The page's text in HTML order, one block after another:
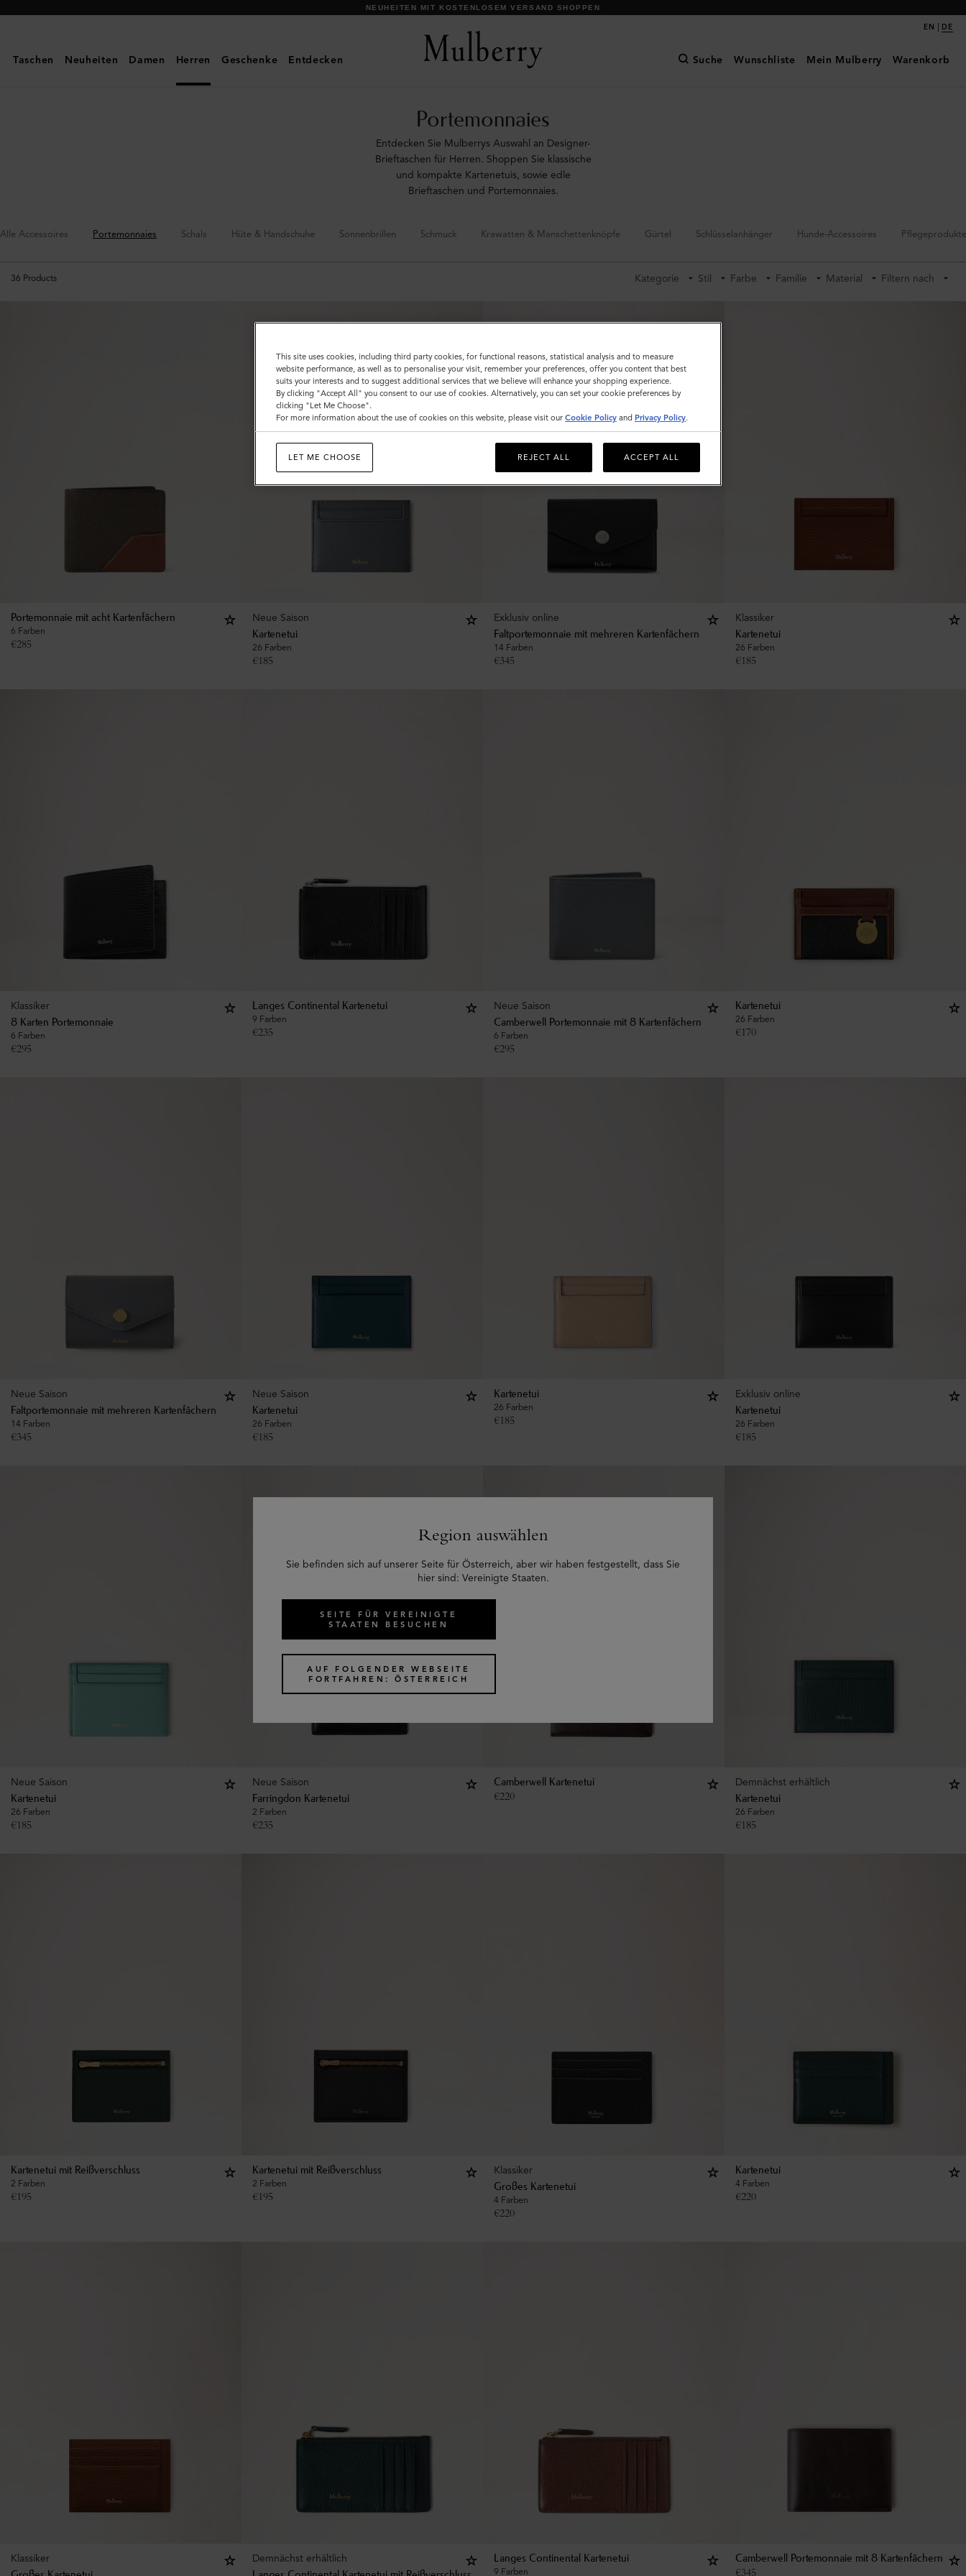
Mulberry
Portemonnaies
NEUHEITEN MIT KOSTENLOSEM VERSAND SHOPPEN
EN | DE
Taschen Neuheiten Damen Herren Geschenke Entdecken Suche Wunschliste Mein Mulberry Warenkorb
Portemonnaies
Entdecken Sie Mulberrys Auswahl an Designer-
Brieftaschen für Herren. Shoppen Sie klassische
und kompakte Kartenetuis, sowie edle
Brieftaschen und Portemonnaies.
Alle Accessoires Portemonnaies Schals Hüte & Handschuhe Sonnenbrillen Schmuck Krawatten & Manschettenknöpfe Gürtel Schlüsselanhänger Hunde-Accessoires Pflegeprodukte
36 Products Kategorie Stil Farbe Familie Material Filtern nach
Portemonnaie mit acht Kartenfächern
6 Farben
€285
Neue Saison
Kartenetui
26 Farben
€185
Exklusiv online
Faltportemonnaie mit mehreren Kartenfächern
14 Farben
€345
Klassiker
Kartenetui
26 Farben
€185
Klassiker
8 Karten Portemonnaie
6 Farben
€295
Langes Continental Kartenetui
9 Farben
€235
Neue Saison
Camberwell Portemonnaie mit 8 Kartenfächern
6 Farben
€295
Kartenetui
26 Farben
€170
Neue Saison
Faltportemonnaie mit mehreren Kartenfächern
14 Farben
€345
Neue Saison
Kartenetui
26 Farben
€185
Kartenetui
26 Farben
€185
Exklusiv online
Kartenetui
26 Farben
€185
Neue Saison
Kartenetui
26 Farben
€185
Neue Saison
Farringdon Kartenetui
2 Farben
€235
Camberwell Kartenetui
€220
Demnächst erhältlich
Kartenetui
26 Farben
€185
Kartenetui mit Reißverschluss
2 Farben
€195
Kartenetui mit Reißverschluss
2 Farben
€195
Klassiker
Großes Kartenetui
4 Farben
€220
Kartenetui
4 Farben
€220
Klassiker Demnächst erhältlich
Langes Continental Kartenetui
9 Farben
Camberwell Portemonnaie mit 8 Kartenfächern
€345
Region auswählen
Sie befinden sich auf unserer Seite für Österreich, aber wir haben festgestellt, dass Sie
hier sind: Vereinigte Staaten.
SEITE FÜR VEREINIGTE
STAATEN BESUCHEN
AUF FOLGENDER WEBSEITE
FORTFAHREN: ÖSTERREICH
This site uses cookies, including third party cookies, for functional reasons, statistical analysis and to measure
website performance, as well as to personalise your visit, remember your preferences, offer you content that best
suits your interests and to suggest additional services that we believe will enhance your shopping experience.
By clicking "Accept All" you consent to our use of cookies. Alternatively, you can set your cookie preferences by
clicking "Let Me Choose".
For more information about the use of cookies on this website, please visit our Cookie Policy and Privacy Policy.
LET ME CHOOSE REJECT ALL ACCEPT ALL